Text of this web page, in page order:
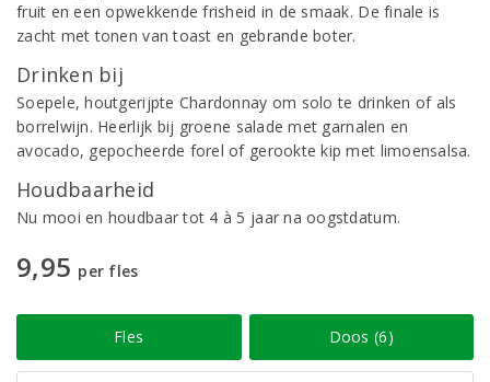
fruit en een opwekkende frisheid in de smaak. De finale is
zacht met tonen van toast en gebrande boter.
Drinken bij
Soepele, houtgerijpte Chardonnay om solo te drinken of als
borrelwijn. Heerlijk bij groene salade met garnalen en
avocado, gepocheerde forel of gerookte kip met limoensalsa.
Houdbaarheid
Nu mooi en houdbaar tot 4 à 5 jaar na oogstdatum.
9,95 per fles
Fles Doos (6)